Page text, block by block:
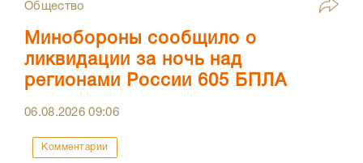
Общество
Минобороны сообщило о
ликвидации за ночь над
регионами России 605 БПЛА
06.08.202609:06
Комментарии